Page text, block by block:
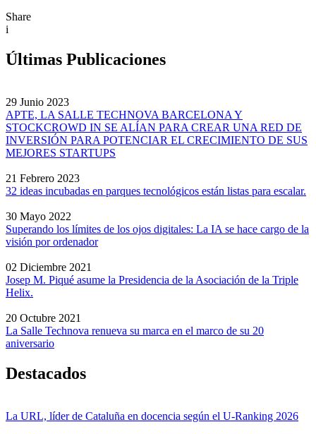
Share
i
Últimas Publicaciones
29 Junio 2023
APTE, LA SALLE TECHNOVA BARCELONA Y
STOCKCROWD IN SE ALÍAN PARA CREAR UNA RED DE
INVERSIÓN PARA POTENCIAR EL CRECIMIENTO DE SUS
MEJORES STARTUPS
21 Febrero 2023
32 ideas incubadas en parques tecnológicos están listas para escalar.
30 Mayo 2022
Superando los límites de los ojos digitales: La IA se hace cargo de la
visión por ordenador
02 Diciembre 2021
Josep M. Piqué asume la Presidencia de la Asociación de la Triple
Helix.
20 Octubre 2021
La Salle Technova renueva su marca en el marco de su 20
aniversario
Destacados
La URL, líder de Cataluña en docencia según el U-Ranking 2026